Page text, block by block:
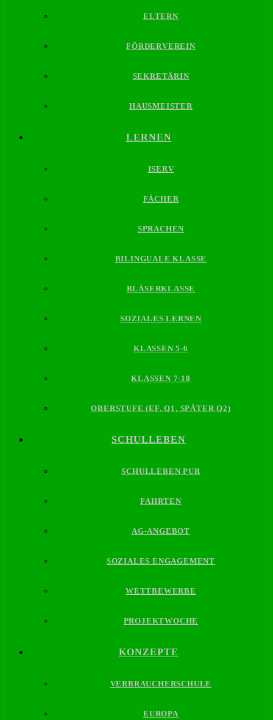
ELTERN
FÖRDERVEREIN
SEKRETÄRIN
HAUSMEISTER
LERNEN
ISERV
FÄCHER
SPRACHEN
BILINGUALE KLASSE
BLÄSERKLASSE
SOZIALES LERNEN
KLASSEN 5-6
KLASSEN 7-10
OBERSTUFE (EF, Q1, SPÄTER Q2)
SCHULLEBEN
SCHULLEBEN PUR
FAHRTEN
AG-ANGEBOT
SOZIALES ENGAGEMENT
WETTBEWERBE
PROJEKTWOCHE
KONZEPTE
VERBRAUCHERSCHULE
EUROPA